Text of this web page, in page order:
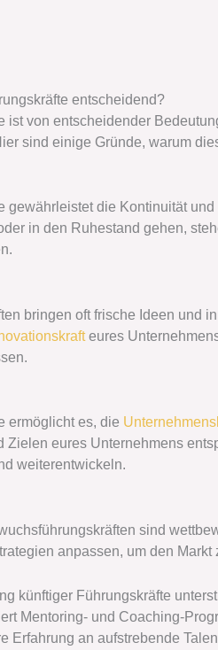
entscheidend?
ist von entscheidender
sind einige Gründe, warum
gewährleistet die Kontinuität
in den Ruhestand gehen,
bringen oft frische Ideen und
eures
ermöglicht es, die
eures Unternehmens
weiterentwickeln.
sind
anpassen, um den Markt
künftiger Führungskräfte
Mentoring- und Coaching-
Erfahrung an aufstrebende